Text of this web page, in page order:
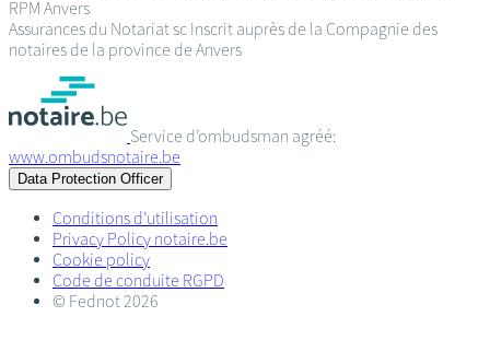
RPM Anvers
Assurances du Notariat sc Inscrit auprès de la Compagnie des
notaires de la province de Anvers
Service d’ombudsman agréé:
www.ombudsnotaire.be
Data Protection Officer
Conditions d’utilisation
Privacy Policy notaire.be
Cookie policy
Code de conduite RGPD
© Fednot 2026